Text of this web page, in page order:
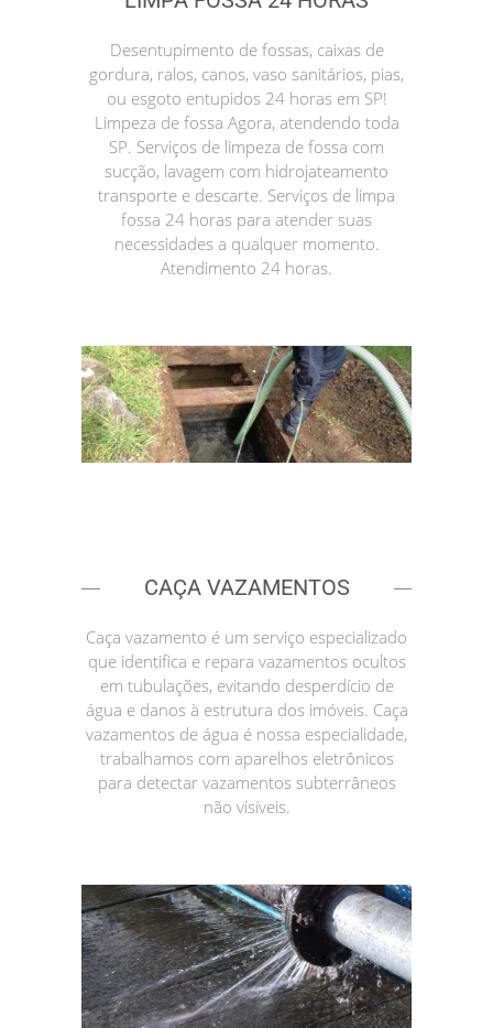
Desentupimento de fossas, caixas de
gordura, ralos, canos, vaso sanitários, pias,
ou esgoto entupidos 24 horas em SP!
Limpeza de fossa Agora, atendendo toda
SP. Serviços de limpeza de fossa com
sucção, lavagem com hidrojateamento
transporte e descarte. Serviços de limpa
fossa 24 horas para atender suas
necessidades a qualquer momento.
Atendimento 24 horas.
CAÇA VAZAMENTOS
Caça vazamento é um serviço especializado
que identifica e repara vazamentos ocultos
em tubulações, evitando desperdício de
água e danos à estrutura dos imóveis. Caça
vazamentos de água é nossa especialidade,
trabalhamos com aparelhos eletrônicos
para detectar vazamentos subterrâneos
não visíveis.